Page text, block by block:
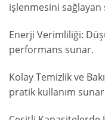
işlenmesini sağlayan
Enerji Verimliliği:
performans sunar.
Kolay Temizlik ve
pratik kullanım